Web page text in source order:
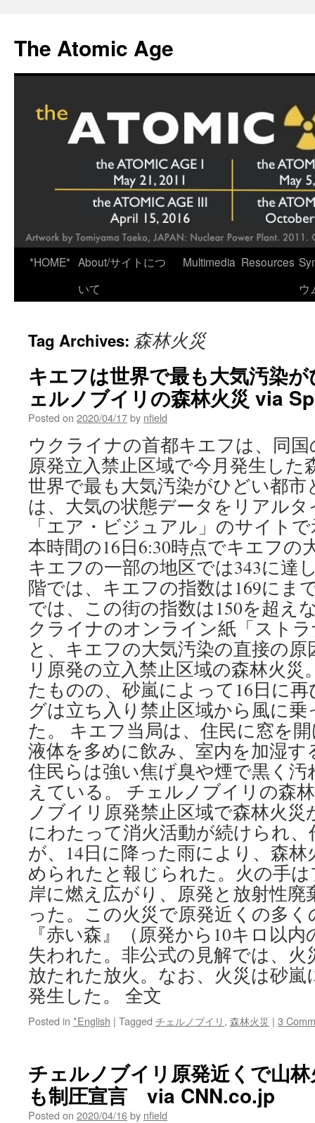
content
The Atomic Age
*HOME* About/サイトにつ
いて
Multimedia Resources
ウ
Tag Archives: 森林火災
キエフは世界で最も大気汚染
ェルノブイリの森林火災 via
Posted on 2020/04/17by nfield
ウクライナの首都キエフは、同
原発立入禁止区域で今月発生した
世界で最も大気汚染がひどい都
は、大気の状態データをリアル
「エア・ビジュアル」のサイト
本時間の16日6:30時点でキエフの
キエフの一部の地区では343に達
階では、キエフの指数は169にま
では、この街の指数は150を超え
クライナのオンライン紙「スト
と、キエフの大気汚染の直接の
リ原発の立入禁止区域の森林火災
たものの、砂嵐によって16日に
グは立ち入り禁止区域から風に
た。 キエフ当局は、住民に窓を
液体を多めに飲み、室内を加湿
住民らは強い焦げ臭や煙で黒く
えている。 チェルノブイリの森
ノブイリ原発禁止区域で森林火災
にわたって消火活動が続けられ
が、14日に降った雨により、森
められたと報じられた。火の手
岸に燃え広がり、原発と放射性廃
った。この火災で原発近くの多
『赤い森』（原発から10キロ以
失われた。非公式の見解では、
放たれた放火。なお、火災は砂嵐
発生した。 全文
Posted in *English | Tagged チェルノブイリ, 森林火災 | 3
チェルノブイリ原発近くで山
も制圧宣言 via CNN.co.jp
Posted on 2020/04/16by nfield